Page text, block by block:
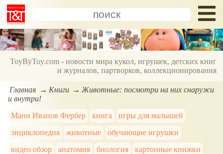
ToyByToy.com - новости мира кукол, игрушек, детских книг
и журналов, партворков, коллекционирования
Главная Книги
Животные: посмотри на них снаружи
и внутри!
Манн Иванов Фербер
книга
игры для малышей
энциклопедия
животные
обучающие игрушки
видео обзор
анатомия биология картонные книжки